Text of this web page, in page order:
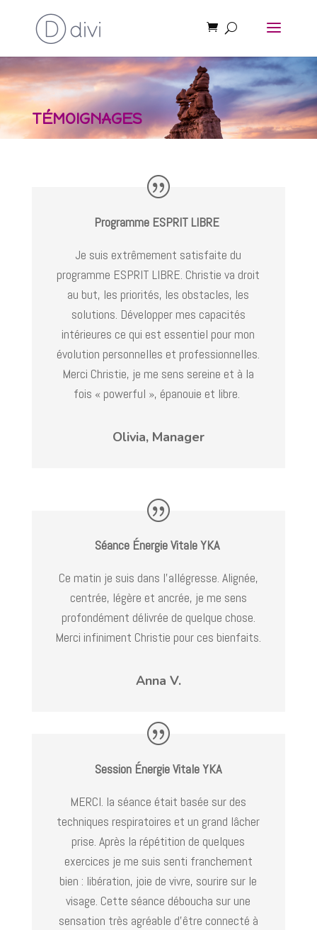
TÉMOIGNAGES
Programme ESPRIT LIBRE
Je suis extrêmement satisfaite du
programme ESPRIT LIBRE. Christie va droit
au but, les priorités, les obstacles, les
solutions. Développer mes capacités
intérieures ce qui est essentiel pour mon
évolution personnelles et professionnelles.
Merci Christie, je me sens sereine et à la
fois « powerful », épanouie et libre.
Olivia, Manager
Séance Énergie Vitale YKA
Ce matin je suis dans l’allégresse. Alignée,
centrée, légère et ancrée, je me sens
profondément délivrée de quelque chose.
Merci infiniment Christie pour ces bienfaits.
Anna V.
Session Énergie Vitale YKA
MERCI. la séance était basée sur des
techniques respiratoires et un grand lâcher
prise. Après la répétition de quelques
exercices je me suis senti franchement
bien : libération, joie de vivre, sourire sur le
visage. Cette séance déboucha sur une
sensation très agréable d’être connecté à